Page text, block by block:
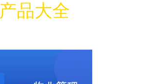
产品大全